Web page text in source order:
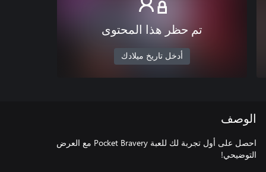
تم حظر هذا المحتوى
أدخل تاريخ ميلادك
الوصف
احصل على أول تجربة لك للعبة Pocket Bravery مع العرض